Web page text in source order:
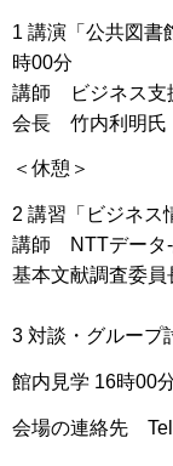
1 講演「公共図書
時00分
講師 ビジネス支
会長 竹内利明氏
＜休憩＞
2 講習「ビジネス
講師 NTTデータ-
基本文献調査委
3 対談・グループ
館内見学 16時00
会場の連絡先